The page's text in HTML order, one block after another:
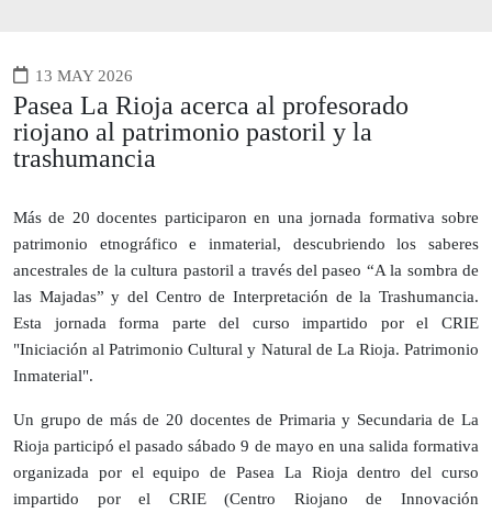
13 MAY 2026
Pasea La Rioja acerca al profesorado
riojano al patrimonio pastoril y la
trashumancia
Más de 20 docentes participaron en una jornada formativa sobre
patrimonio etnográfico e inmaterial, descubriendo los saberes
ancestrales de la cultura pastoril a través del paseo “A la sombra de
las Majadas” y del Centro de Interpretación de la Trashumancia.
Esta jornada forma parte del curso impartido por el CRIE
"Iniciación al Patrimonio Cultural y Natural de La Rioja. Patrimonio
Inmaterial".
Un grupo de más de 20 docentes de Primaria y Secundaria de La
Rioja participó el pasado sábado 9 de mayo en una salida formativa
organizada por el equipo de Pasea La Rioja dentro del curso
impartido por el CRIE (Centro Riojano de Innovación